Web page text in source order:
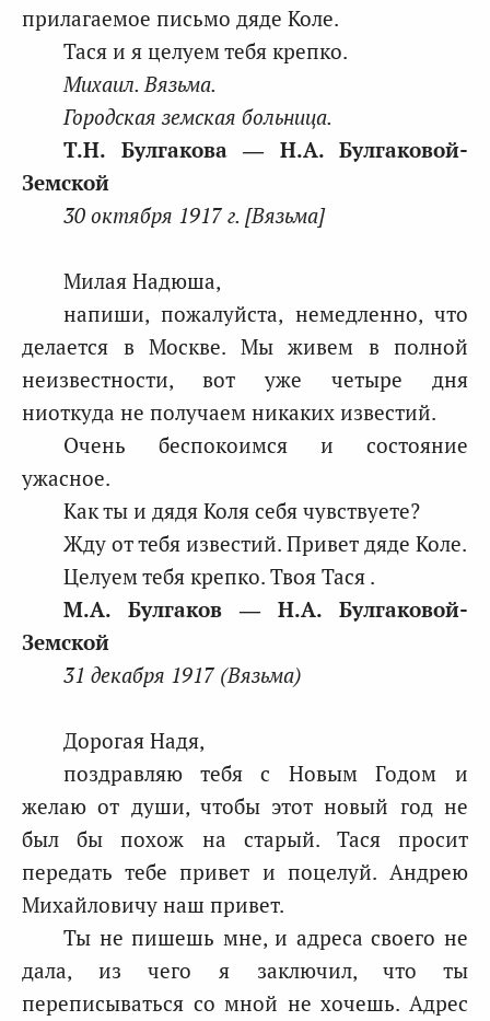
прилагаемое письмо дяде Коле.
Тася и я целуем тебя крепко.
Михаил. Вязьма.
Городская земская больница.
Т.Н. Булгакова ― Н.А. Булгаковой-
Земской
30 октября 1917 г. [Вязьма]
Милая Надюша,
напиши, пожалуйста, немедленно, что
делается в Москве. Мы живем в полной
неизвестности, вот уже четыре дня
ниоткуда не получаем никаких известий.
Очень беспокоимся и состояние
ужасное.
Как ты и дядя Коля себя чувствуете?
Жду от тебя известий. Привет дяде Коле.
Целуем тебя крепко. Твоя Тася .
М.А. Булгаков ― Н.А. Булгаковой-
Земской
31 декабря 1917 (Вязьма)
Дорогая Надя,
поздравляю тебя с Новым Годом и
желаю от души, чтобы этот новый год не
был бы похож на старый. Тася просит
передать тебе привет и поцелуй. Андрею
Михайловичу наш привет.
Ты не пишешь мне, и адреса своего не
дала, из чего я заключил, что ты
переписываться со мной не хочешь. Адрес